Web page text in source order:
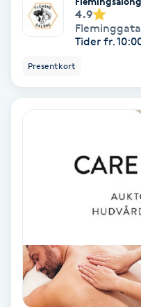
Vampyrbehandling
Vibrationsmassage
Volymfransar
Vårtor
4.9
Tider fr.
Presentkort